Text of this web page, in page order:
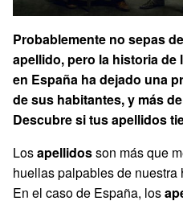
Probablemente no sepas
apellido, pero la historia
en España ha dejado una
de sus habitantes, y más
Descubre si tus apellidos
Losapellidosson más que
huellas palpables de
En el caso de España, los